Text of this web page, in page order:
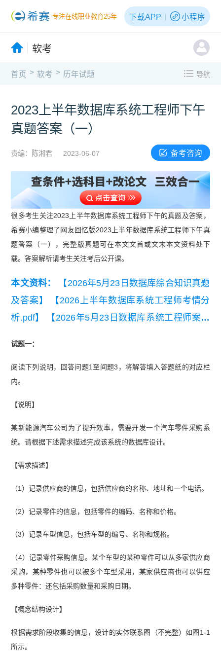
专注在线职业教育25年 下载APP 小程序
软考
首页 > 软考 > 历年试题 导航
2023上半年数据库系统工程师下午
真题答案（一）
责编：陈湘君 2023-06-07 备考咨询
很多考生关注2023上半年数据库系统工程师下午的真题及答案，
希赛小编整理了网友回忆版2023上半年数据库系统工程师下午真
题答案（一），完整版真题可在本文文首或文末本文资料处下
载。答案解析请考生关注考后公开课。
本文资料：
【2026年5月23日数据库综合知识真题
及答案】
【2026上半年数据库系统工程师考情分
析.pdf】
【2026年5月23日数据库系统工程师案例
6年上半年数据库系统工程师易混淆知识点】 【20
25年5月数据库系统工程师考试分析】
半年数据库系统工程师考试案例分析真题】
【2020-2023年软考数据库系统工程师真题汇总】
试题一：
阅读下列说明，回答问题1至间题3，将解答填入答题纸的对应栏
内。
【说明】
某新能源汽车公司为了提升效率，需要开发一个汽车零件采购系
统。请根据下述需求描述完成该系统的数据库设计。
【需求描述】
（1）记录供应商的信息，包括供应商的名称、地址和一个电话。
（2）记录零件的信息，包括零件的编码、名称和价格。
（3）记录车型信息，包括车型的编号、名称和规格。
（4）记录零件采购信息。某个车型的某种零件可以从多家供应商
采购，某种零件也可以被多个车型采用，某家供应商也可以供应
多种零件：还包括采购数量和采购日期。
【概念结构设计】
根据需求阶段收集的信息，设计的实体联系图（不完整）如图1-1
所示。